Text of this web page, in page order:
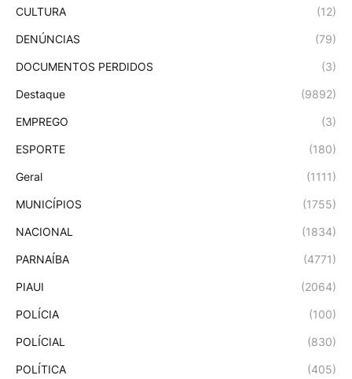
CULTURA (12)
DENÚNCIAS (79)
DOCUMENTOS PERDIDOS (3)
Destaque (9892)
EMPREGO (3)
ESPORTE (180)
Geral (1111)
MUNICÍPIOS (1755)
NACIONAL (1834)
PARNAÍBA (4771)
PIAUI (2064)
POLÍCIA (100)
POLÍCIAL (830)
POLÍTICA (405)